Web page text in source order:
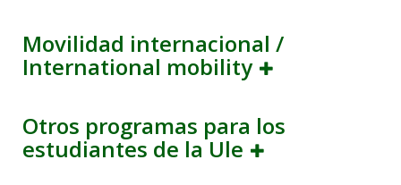
Movilidad internacional /
International mobility
Otros programas para los
estudiantes de la Ule